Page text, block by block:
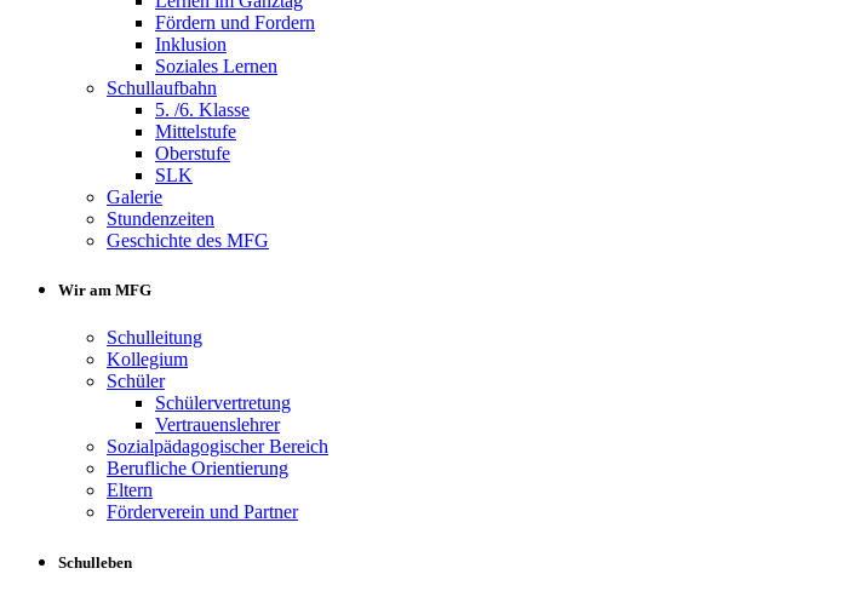
Fördern und Fordern
Inklusion
Soziales Lernen
Schullaufbahn
5. /6. Klasse
Mittelstufe
Oberstufe
SLK
Galerie
Stundenzeiten
Geschichte des MFG
Wir am MFG
Schulleitung
Kollegium
Schüler
Schülervertretung
Vertrauenslehrer
Sozialpädagogischer Bereich
Berufliche Orientierung
Eltern
Förderverein und Partner
Schulleben